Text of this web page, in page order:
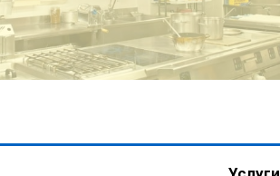
ПОДРОБНЕЕ